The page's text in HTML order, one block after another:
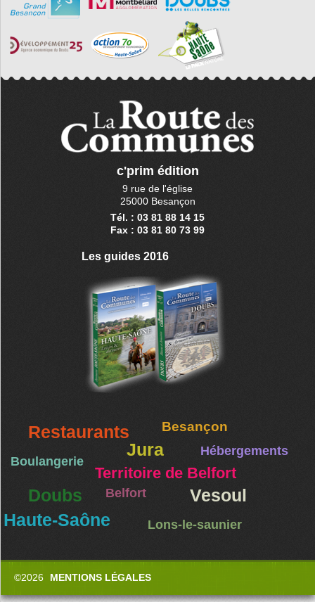
c'prim édition
9 rue de l'église
25000 Besançon
Tél. : 03 81 88 14 15
Fax : 03 81 80 73 99
Les guides 2016
Restaurants Besançon
Jura Hébergements
Boulangerie
Territoire de Belfort
Doubs Belfort
Vesoul
Haute-Saône
Lons-le-saunier
©2026 MENTIONS LÉGALES